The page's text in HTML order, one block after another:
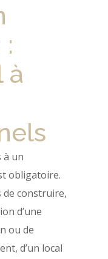
à
à un
obligatoire.
de construire,
d’une
ou de
d’un local